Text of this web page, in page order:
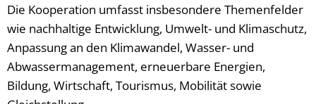
Die Kooperation umfasst insbesondere Themenfelder
wie nachhaltige Entwicklung, Umwelt- und Klimaschutz,
Anpassung an den Klimawandel, Wasser- und
Abwassermanagement, erneuerbare Energien,
Bildung, Wirtschaft, Tourismus, Mobilität sowie